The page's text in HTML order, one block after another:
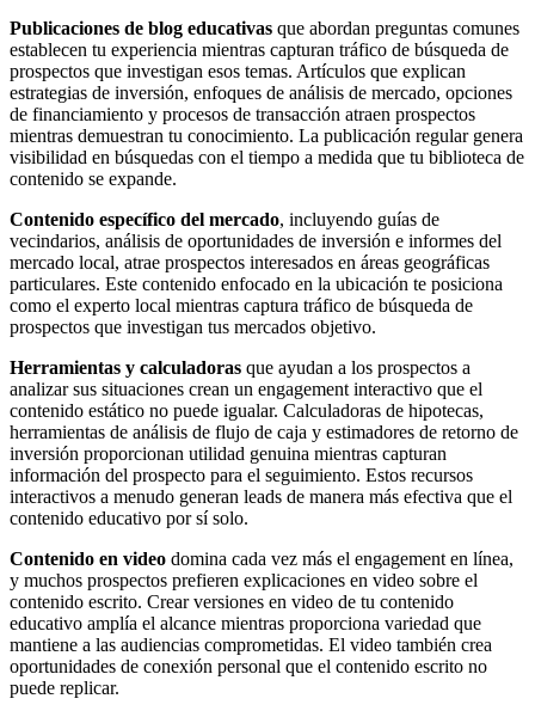
Publicaciones de blog educativas que abordan preguntas comunes
establecen tu experiencia mientras capturan tráfico de búsqueda de
prospectos que investigan esos temas. Artículos que explican
estrategias de inversión, enfoques de análisis de mercado, opciones
de financiamiento y procesos de transacción atraen prospectos
mientras demuestran tu conocimiento. La publicación regular genera
visibilidad en búsquedas con el tiempo a medida que tu biblioteca de
contenido se expande.
Contenido específico del mercado, incluyendo guías de
vecindarios, análisis de oportunidades de inversión e informes del
mercado local, atrae prospectos interesados en áreas geográficas
particulares. Este contenido enfocado en la ubicación te posiciona
como el experto local mientras captura tráfico de búsqueda de
prospectos que investigan tus mercados objetivo.
Herramientas y calculadoras que ayudan a los prospectos a
analizar sus situaciones crean un engagement interactivo que el
contenido estático no puede igualar. Calculadoras de hipotecas,
herramientas de análisis de flujo de caja y estimadores de retorno de
inversión proporcionan utilidad genuina mientras capturan
información del prospecto para el seguimiento. Estos recursos
interactivos a menudo generan leads de manera más efectiva que el
contenido educativo por sí solo.
Contenido en video domina cada vez más el engagement en línea,
y muchos prospectos prefieren explicaciones en video sobre el
contenido escrito. Crear versiones en video de tu contenido
educativo amplía el alcance mientras proporciona variedad que
mantiene a las audiencias comprometidas. El video también crea
oportunidades de conexión personal que el contenido escrito no
puede replicar.